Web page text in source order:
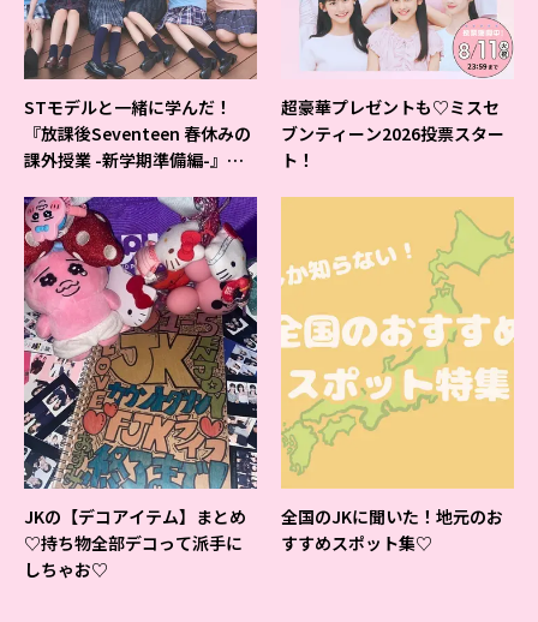
STモデルと一緒に学んだ！
『放課後Seventeen 春休みの
課外授業 -新学期準備編-』イ
超豪華プレゼントも♡ミスセ
ブンティーン2026投票スター
ト！
JKの【デコアイテム】まとめ
♡持ち物全部デコって派手に
しちゃお♡
全国のJKに聞いた！地元のお
すすめスポット集♡